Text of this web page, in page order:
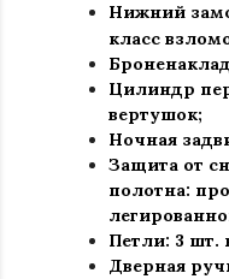
Нижний
класс
Цилиндр
вертушок;
Ночная
Защита от
полотна:
Петли: 3
Дверная